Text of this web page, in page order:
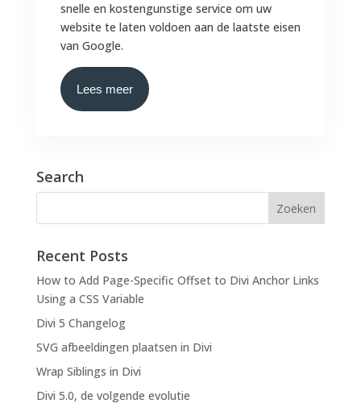
snelle en kostengunstige service om uw
website te laten voldoen aan de laatste eisen
van Google.
Lees meer
Search
Recent Posts
How to Add Page-Specific Offset to Divi Anchor Links
Using a CSS Variable
Divi 5 Changelog
SVG afbeeldingen plaatsen in Divi
Wrap Siblings in Divi
Divi 5.0, de volgende evolutie